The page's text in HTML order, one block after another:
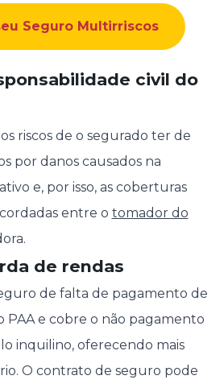
Seguro Multirriscos
civil do
riscos de o segurado ter de
por danos causados na
e, por isso, as coberturas
entre o tomador do
de rendas
de falta de pagamento de
PAA e cobre o não pagamento
inquilino, oferecendo mais
O contrato de seguro pode